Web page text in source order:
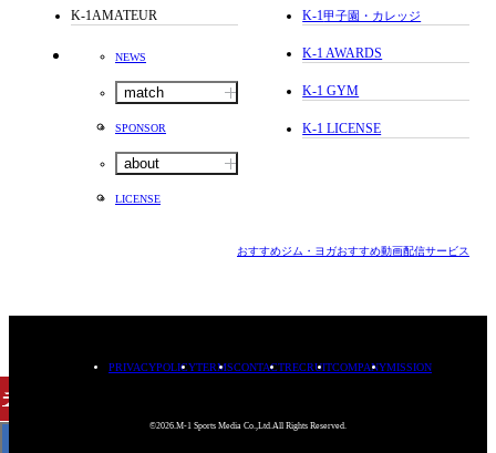
チケット
K-1AMATEUR
NEWS
match
SPONSOR
about
LICENSE
K-1甲子園・カレッジ
K-1 AWARDS
K-1 GYM
K-1 LICENSE
おすすめジム・ヨガおすすめ動画配信サービス
PRIVACYPOLICYTERMSCONTACTRECRUITCOMPANYMISSION
©2026.M-1 Sports Media Co.,Ltd.All Rights Reserved.